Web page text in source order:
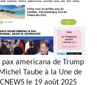
pax americana de Trump
Taube à la Une de
CNEWS le 19 août 2025